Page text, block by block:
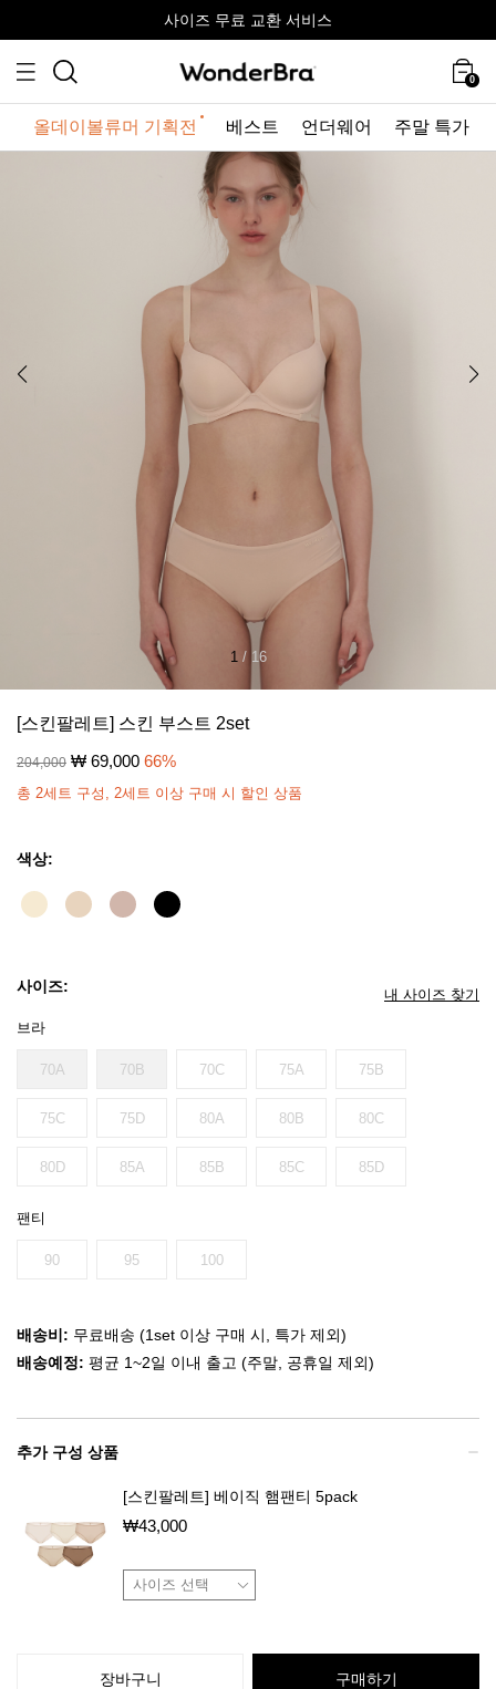
사이즈 무료 교환 서비스
올데이볼류머 기획전최대 10% 할인 쿠폰 + 사은품 증정
사이즈 무료 교환 서비스
올데이볼류머 기획전
0
올데이볼류머 기획전 베스트 언더웨어 주말 특가
1/ 16
[스킨팔레트] 스킨 부스트 2set
204,000 ₩ 69,000 66%
총 2세트 구성, 2세트 이상 구매 시 할인 상품
색상:
사이즈: 내 사이즈 찾기
브라
70A 70B 70C 75A 75B
75C 75D 80A 80B 80C
80D 85A 85B 85C 85D
팬티
90 95 100
배송비: 무료배송 (1set 이상 구매 시, 특가 제외)
배송예정: 평균 1~2일 이내 출고 (주말, 공휴일 제외)
추가 구성 상품
[스킨팔레트] 베이직 햄팬티 5pack
₩43,000
장바구니 구매하기